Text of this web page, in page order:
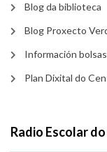
Blog da biblioteca
Blog Proxecto
Información
Plan Dixital do
Radio Escolar